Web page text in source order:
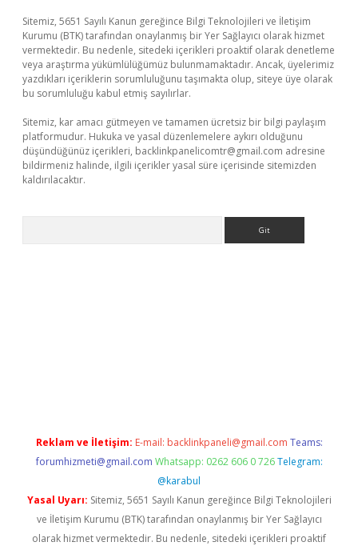
Sitemiz, 5651 Sayılı Kanun gereğince Bilgi Teknolojileri ve İletişim
Kurumu (BTK) tarafından onaylanmış bir Yer Sağlayıcı olarak hizmet
vermektedir. Bu nedenle, sitedeki içerikleri proaktif olarak denetleme
veya araştırma yükümlülüğümüz bulunmamaktadır. Ancak, üyelerimiz
yazdıkları içeriklerin sorumluluğunu taşımakta olup, siteye üye olarak
bu sorumluluğu kabul etmiş sayılırlar.
Sitemiz, kar amacı gütmeyen ve tamamen ücretsiz bir bilgi paylaşım
platformudur. Hukuka ve yasal düzenlemelere aykırı olduğunu
düşündüğünüz içerikleri, backlinkpanelicomtr@gmail.com adresine
bildirmeniz halinde, ilgili içerikler yasal süre içerisinde sitemizden
kaldırılacaktır.
Reklam ve İletişim: E-mail: backlinkpaneli@gmail.com Teams:
forumhizmeti@gmail.com Whatsapp: 0262 606 0 726 Telegram:
@karabul
Yasal Uyarı: Sitemiz, 5651 Sayılı Kanun gereğince Bilgi Teknolojileri
ve İletişim Kurumu (BTK) tarafından onaylanmış bir Yer Sağlayıcı
olarak hizmet vermektedir. Bu nedenle, sitedeki içerikleri proaktif